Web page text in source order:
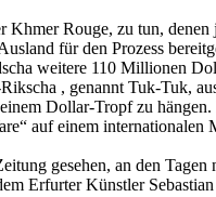
Rouge, zu tun,
für den Prozess
weitere 110 Millionen
, genannt Tuk-Tuk,
Dollar-Tropf zu
auf einem
gesehen, an den
Erfurter Künstler